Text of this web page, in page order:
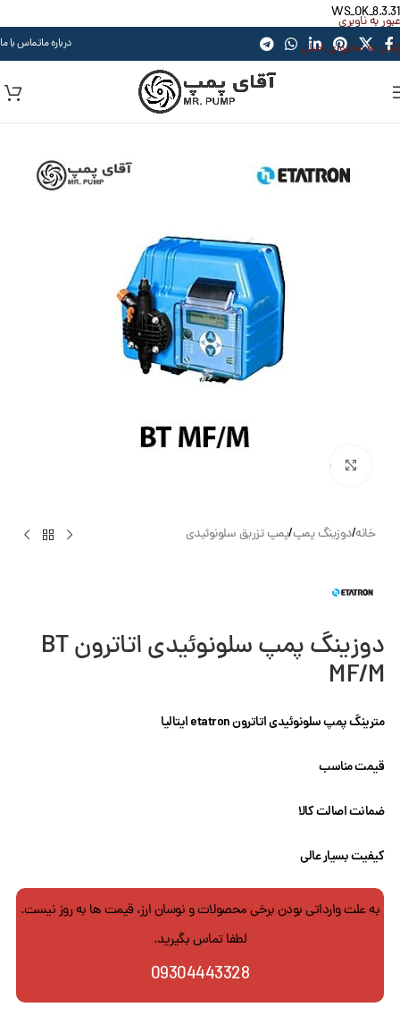
WS_OK_8.3.31
عبور به ناوبری
رفتن به محتوای اصلی
درباره ماتماس با ما
بزرگنمایی تصویر
خانه/دوزینگ پمپ/پمپ تزریق سلونوئیدی
دوزینگ پمپ سلونوئیدی اتاترون BT
MF/M
مترینگ پمپ سلونوئیدی اتاترون etatron ایتالیا
قیمت مناسب
ضمانت اصالت کالا
کیفیت بسیار عالی
به علت وارداتی بودن برخی محصولات و نوسان ارز، قیمت ها به روز نیست.
لطفا تماس بگیرید.
09304443328